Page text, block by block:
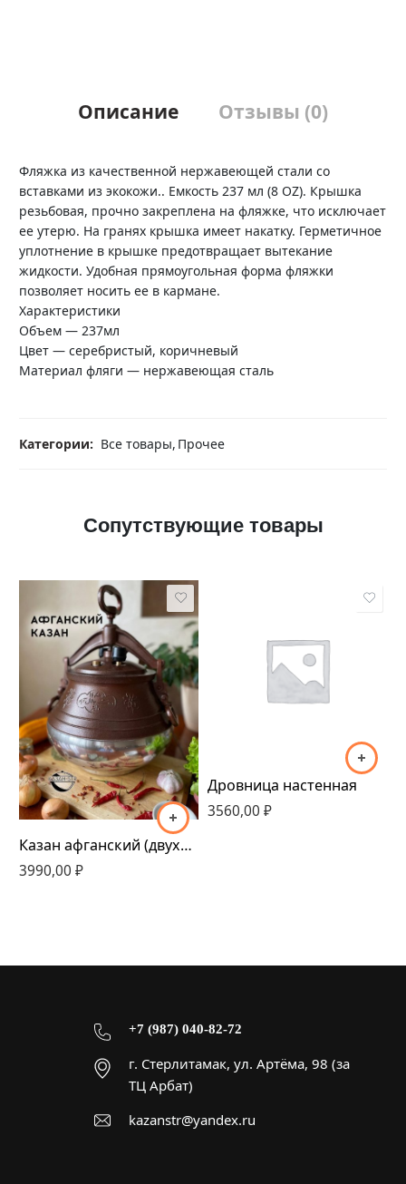
Описание Отзывы (0)
Фляжка из качественной нержавеющей стали со
вставками из экокожи.. Емкость 237 мл (8 OZ). Крышка
резьбовая, прочно закреплена на фляжке, что исключает
ее утерю. На гранях крышка имеет накатку. Герметичное
уплотнение в крышке предотвращает вытекание
жидкости. Удобная прямоугольная форма фляжки
позволяет носить ее в кармане.
Характеристики
Объем — 237мл
Цвет — серебристый, коричневый
Материал фляги — нержавеющая сталь
Категории: Все товары, Прочее
Сопутствующие товары
Казан афганский (двухцветный) 5-30л
3990,00 ₽
5 литров
8 литров
10 литров
12 литров
15 литров
20 литров
30 литров
Дровница настенная
3560,00 ₽
+7 (987) 040-82-72
г. Стерлитамак, ул. Артёма, 98 (за
ТЦ Арбат)
kazanstr@yandex.ru